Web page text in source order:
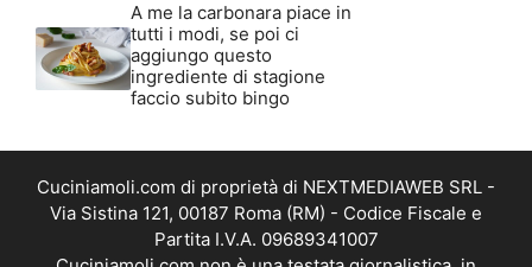
A me la carbonara piace in
tutti i modi, se poi ci
aggiungo questo
ingrediente di stagione
faccio subito bingo
Cuciniamoli.com di proprietà di NEXTMEDIAWEB SRL -
Via Sistina 121, 00187 Roma (RM) - Codice Fiscale e
Partita I.V.A. 09689341007